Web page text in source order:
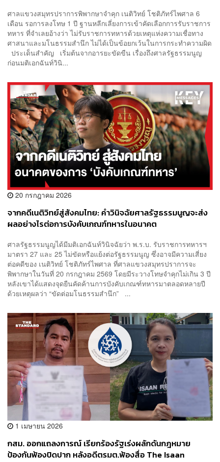
ศาลแขวงสมุทรปราการพิพากษาจำคุก เนติวิทย์ โชติภัทร์ไพศาล 6
เดือน รอการลงโทษ 1 ปี ฐานหลีกเลี่ยงการเข้าคัดเลือกการรับราชการ
ทหาร ที่จำเลยอ้างว่า ไม่รับราชการทหารด้วยเหตุแห่งความเชื่อทาง
ศาสนาและมโนธรรมสำนึก ไม่ได้เป็นข้อยกเว้นในการกระทำความผิด
ประเด็นสำคัญ เริ่มต้นจากอารยะขัดขืน เรื่องถึงศาลรัฐธรรมนูญ
ก่อนมติเอกฉันท์วินิ...
20 กรกฎาคม 2026
จากคดีเนติวิทย์สู่สังคมไทย: คำวินิจฉัยศาลรัฐธรรมนูญจะส่ง
ผลอย่างไรต่อการบังคับเกณฑ์ทหารในอนาคต
ศาลรัฐธรรมนูญได้มีมติเอกฉันท์วินิจฉัยว่า พ.ร.บ. รับราชการทหารฯ
มาตรา 27 และ 25 ไม่ขัดหรือแย้งต่อรัฐธรรมนูญ ซึ่งอาจมีความเสี่ยง
ต่อคดีของ เนติวิทย์ โชติภัทร์ไพศาล ที่ศาลแขวงสมุทรปราการจะ
พิพากษาในวันที่ 20 กรกฎาคม 2569 โดยมีระวางโทษจำคุกไม่เกิน 3 ปี
หลังเขาได้แสดงจุดยืนคัดค้านการบังคับเกณฑ์ทหารมาตลอดหลายปี
ด้วยเหตุผลว่า “ขัดต่อมโนธรรมสำนึก” ...
1 เมษายน 2026
กสม. ออกแถลงการณ์ เรียกร้องรัฐเร่งผลักดันกฎหมาย
ป้องกันฟ้องปิดปาก หลังอดีตรมต.ฟ้องสื่อ The Isaan